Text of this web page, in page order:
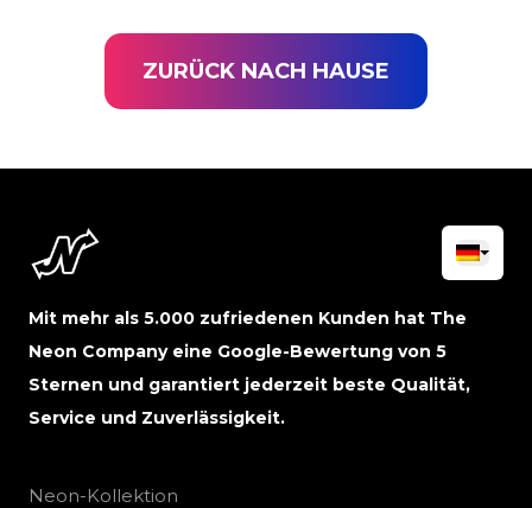
ZURÜCK NACH HAUSE
Mit mehr als 5.000 zufriedenen Kunden hat The
Neon Company eine Google-Bewertung von 5
Sternen und garantiert jederzeit beste Qualität,
Service und Zuverlässigkeit.
Neon-Kollektion